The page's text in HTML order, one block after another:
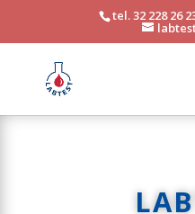
tel. 32 228 26